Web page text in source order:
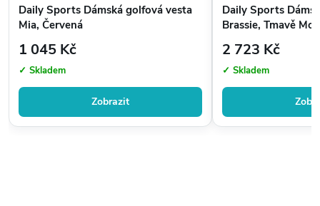
Daily Sports Dámská golfová vesta
Mia, Červená
1 045 Kč
✓ Skladem
Zobrazit
Daily Sports
Brassie, Tmavě
2 723 Kč
✓ Skladem